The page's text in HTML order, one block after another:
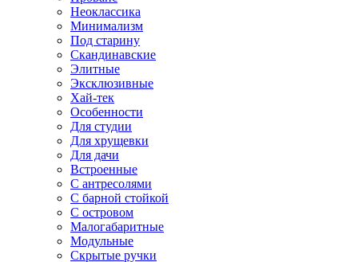
Неоклассика
Минимализм
Под старину
Скандинавские
Элитные
Эксклюзивные
Хай-тек
Особенности
Для студии
Для хрущевки
Для дачи
Встроенные
С антресолями
С барной стойкой
С островом
Малогабаритные
Модульные
Скрытые ручки